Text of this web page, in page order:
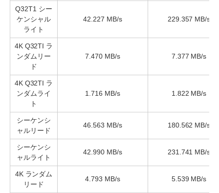
Q32T1 シー
ケンシャル
ライト
42.227 MB/s 229.357 MB/s
4K Q32TI ラ
ンダムリー
ド
7.470 MB/s 7.377 MB/s
4K Q32TI ラ
ンダムライ
ト
1.716 MB/s 1.822 MB/s
シーケンシ
ャルリード
46.563 MB/s 180.562 MB/s
シーケンシ
ャルライト
42.990 MB/s 231.741 MB/s
4K ランダム
リード
4.793 MB/s 5.539 MB/s